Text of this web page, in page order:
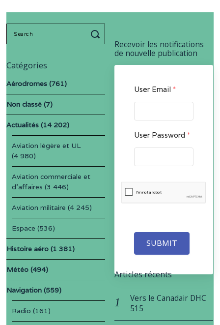
Recevoir les notifications
de nouvelle publication
User Email *
User Password *
SUBMIT
Catégories
Aérodromes (761)
Non classé (7)
Actualités (14 202)
Aviation légère et UL
(4 980)
Aviation commerciale et
d'affaires (3 446)
Aviation militaire (4 245)
Espace (536)
Histoire aéro (1 381)
Météo (494)
Navigation (559)
Radio (161)
Articles récents
Vers le Canadair DHC
515